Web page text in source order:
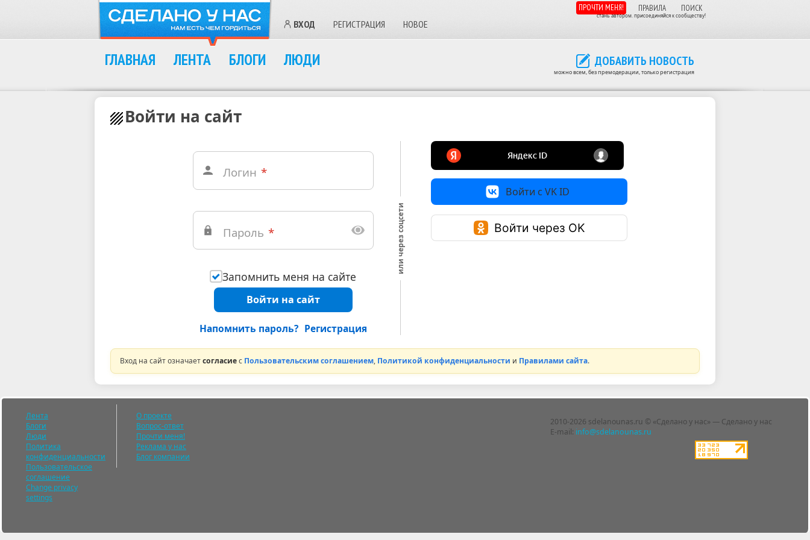
ВХОД РЕГИСТРАЦИЯ НОВОЕ
ПРОЧТИ МЕНЯ! ПРАВИЛА ПОИСК
стань автором. присоединяйся к сообществу!
ДОБАВИТЬ НОВОСТЬ
можно всем, без премодерации, только регистрация
ГЛАВНАЯ ЛЕНТА БЛОГИ ЛЮДИ
Войти на сайт
Логин *
Пароль *
Запомнить меня на сайте
Войти на сайт
Напомнить пароль? Регистрация
или через соцсети
Войти с VK ID
Войти через OK
Вход на сайт означаетсогласиес Пользовательским соглашением, Политикой конфиденциальности и Правилами сайта.
2010-2026 sdelanounas.ru © «Сделано у нас» — Сделано у нас
E-mail: info@sdelanounas.ru
Лента
Блоги
Люди
Политика
конфиденциальности
Пользовательское
соглашение
Change privacy
settings
О проекте
Вопрос-ответ
Прочти меня!
Реклама у нас
Блог компании